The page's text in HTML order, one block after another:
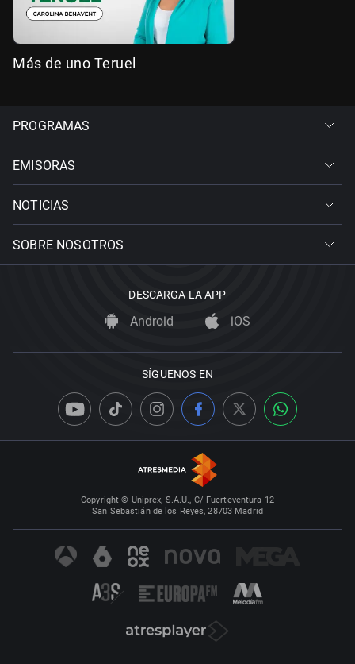
Más de uno Teruel
PROGRAMAS
EMISORAS
NOTICIAS
SOBRE NOSOTROS
DESCARGA LA APP
Android iOS
SÍGUENOS EN
Copyright © Uniprex, S.A.U., C/ Fuerteventura 12
San Sebastián de los Reyes, 28703 Madrid